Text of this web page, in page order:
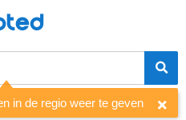
in de regio weer te geven